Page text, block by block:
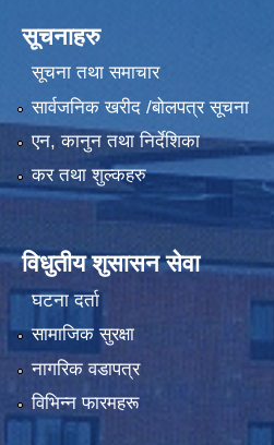
सूचनाहरु
सूचना तथा समाचार
सार्वजनिक खरीद /बोलपत्र सूचना
एन, कानुन तथा निर्देशिका
कर तथा शुल्कहरु
विधुतीय शुसासन सेवा
घटना दर्ता
सामाजिक सुरक्षा
नागरिक वडापत्र
विभिन्न फारमहरू